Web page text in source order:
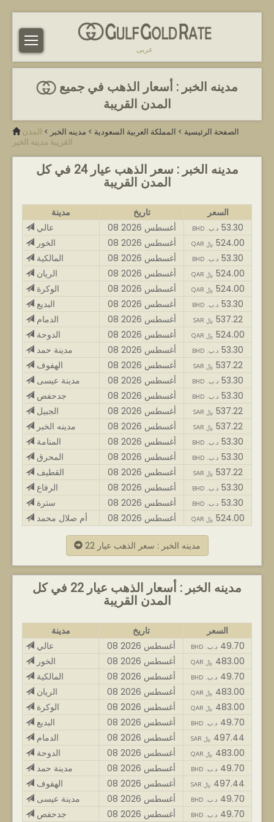
عربى
المدن القريبة
الصفحة الرئيسية > المملكة العربية السعودية > مدينه الخبر > المدن
القريبة مدينه الخبر
مدينه الخبر : سعر الذهب عيار 24 في كل
المدن القريبة
مدينة تاريخ
السعر
عالي
08 أغسطس 2026 BHD .د.ب 53.30
الخور
08 أغسطس 2026 QAR ﷼ 524.00
المالكية
08 أغسطس 2026 BHD .د.ب 53.30
الريان
08 أغسطس 2026 QAR ﷼ 524.00
الوكرة
08 أغسطس 2026 QAR ﷼ 524.00
البديع
08 أغسطس 2026 BHD .د.ب 53.30
الدمام
08 أغسطس 2026 SAR ﷼ 537.22
الدوحة
08 أغسطس 2026 QAR ﷼ 524.00
مدينة حمد
08 أغسطس 2026 BHD .د.ب 53.30
الهفوف
08 أغسطس 2026 SAR ﷼ 537.22
مدينة عيسى
08 أغسطس 2026 BHD .د.ب 53.30
جدحفص
08 أغسطس 2026 BHD .د.ب 53.30
الجبيل
08 أغسطس 2026 SAR ﷼ 537.22
مدينه الخبر
08 أغسطس 2026 SAR ﷼ 537.22
المنامة
08 أغسطس 2026 BHD .د.ب 53.30
المحرق
08 أغسطس 2026 BHD .د.ب 53.30
القطيف
08 أغسطس 2026 SAR ﷼ 537.22
الرفاع
08 أغسطس 2026 BHD .د.ب 53.30
سترة
08 أغسطس 2026 BHD .د.ب 53.30
أم صلال محمد
08 أغسطس 2026 QAR ﷼ 524.00
مدينه الخبر : سعر الذهب عيار 22
مدينه الخبر : أسعار الذهب عيار 22 في كل
المدن القريبة
مدينة تاريخ
السعر
عالي
08 أغسطس 2026 BHD .د.ب 49.70
الخور
08 أغسطس 2026 QAR ﷼ 483.00
المالكية
08 أغسطس 2026 BHD .د.ب 49.70
الريان
08 أغسطس 2026 QAR ﷼ 483.00
الوكرة
08 أغسطس 2026 QAR ﷼ 483.00
البديع
08 أغسطس 2026 BHD .د.ب 49.70
الدمام
08 أغسطس 2026 SAR ﷼ 497.44
الدوحة
08 أغسطس 2026 QAR ﷼ 483.00
مدينة حمد
08 أغسطس 2026 BHD .د.ب 49.70
الهفوف
08 أغسطس 2026 SAR ﷼ 497.44
مدينة عيسى
08 أغسطس 2026 BHD .د.ب 49.70
جدحفص
08 أغسطس 2026 BHD .د.ب 49.70